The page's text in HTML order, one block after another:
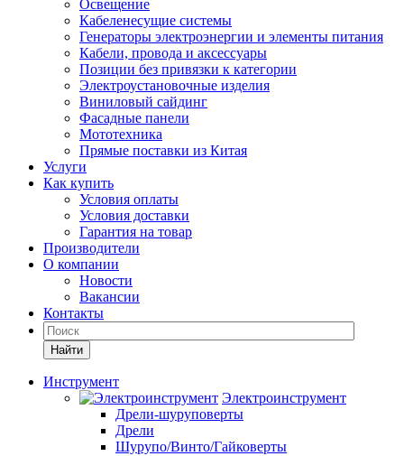
Освещение
Кабеленесущие системы
Генераторы электроэнергии и элементы питания
Кабели, провода и аксессуары
Позиции без привязки к категории
Электроустановочные изделия
Виниловый сайдинг
Фасадные панели
Мототехника
Прямые поставки из Китая
Услуги
Как купить
Условия оплаты
Условия доставки
Гарантия на товар
Производители
О компании
Новости
Вакансии
Контакты
Найти
Инструмент
Электроинструмент
Дрели-шуруповерты
Дрели
Шурупо/Винто/Гайковерты